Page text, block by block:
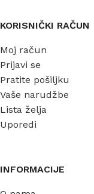
KORISNIČKI RAČUN
Moj račun
Prijavi se
Pratite pošiljku
Vaše narudžbe
Lista želja
Uporedi
INFORMACIJE